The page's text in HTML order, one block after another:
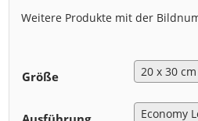
Weitere Produkte mit der
Größe